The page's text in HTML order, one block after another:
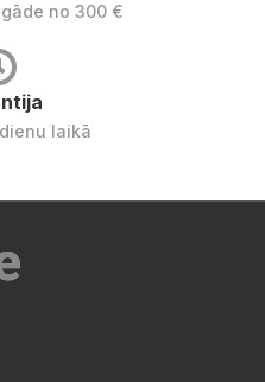
no 300 €
laikā